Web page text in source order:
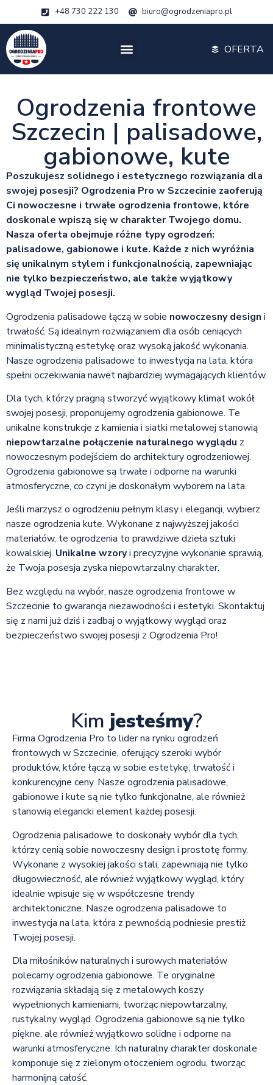
+48 730 222 130 biuro@ogrodzeniapro.pl
OFERTA
Ogrodzenia frontowe
Szczecin | palisadowe,
gabionowe, kute
Poszukujesz solidnego i estetycznego rozwiązania dla
swojej posesji? Ogrodzenia Pro w Szczecinie zaoferują
Ci nowoczesne i trwałe ogrodzenia frontowe, które
doskonale wpiszą się w charakter Twojego domu.
Nasza oferta obejmuje różne typy ogrodzeń:
palisadowe, gabionowe i kute. Każde z nich wyróżnia
się unikalnym stylem i funkcjonalnością, zapewniając
nie tylko bezpieczeństwo, ale także wyjątkowy
wygląd Twojej posesji.
Ogrodzenia palisadowe łączą w sobie nowoczesny design i
trwałość. Są idealnym rozwiązaniem dla osób ceniących
minimalistyczną estetykę oraz wysoką jakość wykonania.
Nasze ogrodzenia palisadowe to inwestycja na lata, która
spełni oczekiwania nawet najbardziej wymagających klientów.
Dla tych, którzy pragną stworzyć wyjątkowy klimat wokół
swojej posesji, proponujemy ogrodzenia gabionowe. Te
unikalne konstrukcje z kamienia i siatki metalowej stanowią
niepowtarzalne połączenie naturalnego wyglądu z
nowoczesnym podejściem do architektury ogrodzeniowej.
Ogrodzenia gabionowe są trwałe i odporne na warunki
atmosferyczne, co czyni je doskonałym wyborem na lata.
Jeśli marzysz o ogrodzeniu pełnym klasy i elegancji, wybierz
nasze ogrodzenia kute. Wykonane z najwyższej jakości
materiałów, te ogrodzenia to prawdziwe dzieła sztuki
kowalskiej. Unikalne wzoryi precyzyjne wykonanie sprawią,
że Twoja posesja zyska niepowtarzalny charakter.
Bez względu na wybór, nasze ogrodzenia frontowe w
Szczecinie to gwarancja niezawodności i estetyki. Skontaktuj
się z nami już dziś i zadbaj o wyjątkowy wygląd oraz
bezpieczeństwo swojej posesji z Ogrodzenia Pro!
Kim jesteśmy?
Firma Ogrodzenia Pro to lider na rynku ogrodzeń
frontowych w Szczecinie, oferujący szeroki wybór
produktów, które łączą w sobie estetykę, trwałość i
konkurencyjne ceny. Nasze ogrodzenia palisadowe,
gabionowe i kute są nie tylko funkcjonalne, ale również
stanowią elegancki element każdej posesji.
Ogrodzenia palisadowe to doskonały wybór dla tych,
którzy cenią sobie nowoczesny design i prostotę formy.
Wykonane z wysokiej jakości stali, zapewniają nie tylko
długowieczność, ale również wyjątkowy wygląd, który
idealnie wpisuje się w współczesne trendy
architektoniczne. Nasze ogrodzenia palisadowe to
inwestycja na lata, która z pewnością podniesie prestiż
Twojej posesji.
Dla miłośników naturalnych i surowych materiałów
polecamy ogrodzenia gabionowe. Te oryginalne
rozwiązania składają się z metalowych koszy
wypełnionych kamieniami, tworząc niepowtarzalny,
rustykalny wygląd. Ogrodzenia gabionowe są nie tylko
piękne, ale również wyjątkowo solidne i odporne na
warunki atmosferyczne. Ich naturalny charakter doskonale
komponuje się z zielonym otoczeniem ogrodu, tworząc
harmonijną całość.